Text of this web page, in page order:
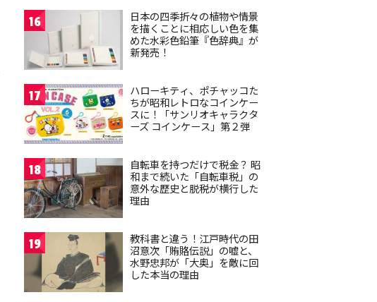
16
日本の四季折々の植物や情景
を描くことに相応しい色を集
めた水彩色鉛筆『色辞典』が
新発売！
17
ハローキティ、ポチャッコた
ちが昭和レトロなコインケー
スに！「サンリオキャラクタ
ーズ コインケース」第２弾
18
自転車を持つだけで税金？ 昭
和まで続いた「自転車税」の
意外な歴史と脱税が横行した
理由
19
教科書と違う！江戸時代の田
沼意次「賄賂伝説」の嘘と、
水野忠邦が「大奥」を敵に回
した本当の理由